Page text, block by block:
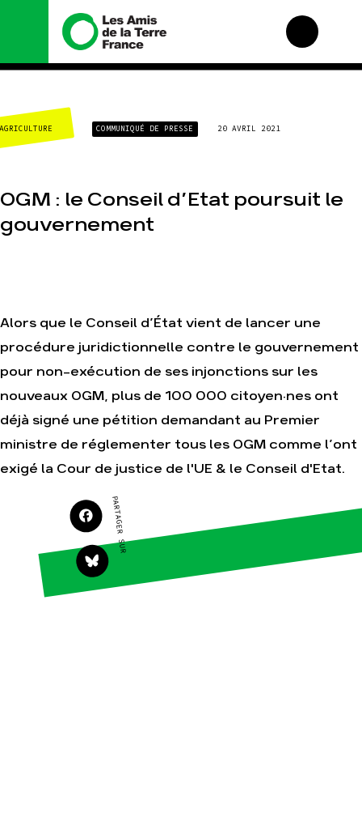
Nous connaître
Histoire
Valeurs
Équipes et
Je soutiens les Amis
de la Terre
Total, rendez-vous au
Mode : une tendance
destructrice
Agir
terrain
Agir au quotidien
campagnes
Transmettre tout ou
patrimoine
Télécharger
gratuitement les
guides éco-citoyens
Nos thématiques
Forêts
AGRICULTURE COMMUNIQUÉ DE PRESSE 20 AVRIL 2021
OGM : le Conseil d’Etat poursuit le
gouvernement
Alors que le Conseil d’État vient de lancer une
procédure juridictionnelle contre le gouvernement
pour non-exécution de ses injonctions sur les
nouveaux OGM, plus de 100 000 citoyen·nes ont
déjà signé une pétition demandant au Premier
ministre de réglementer tous les OGM comme l’ont
exigé la Cour de justice de l'UE & le Conseil d'Etat.
PARTAGER SUR